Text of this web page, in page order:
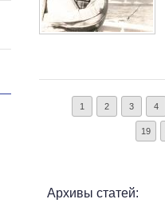
1 2 3 4
19
Архивы статей: